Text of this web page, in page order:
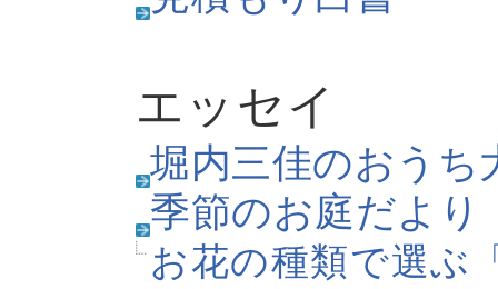
冬柄の壁紙
そのほか
イエ占い
イエマガレポート
季節の特集
グルメ特集